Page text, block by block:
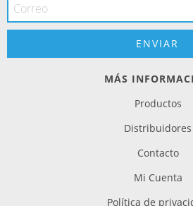
MÁS
Productos
Distribuidores
Contacto
Mi Cuenta
Política de